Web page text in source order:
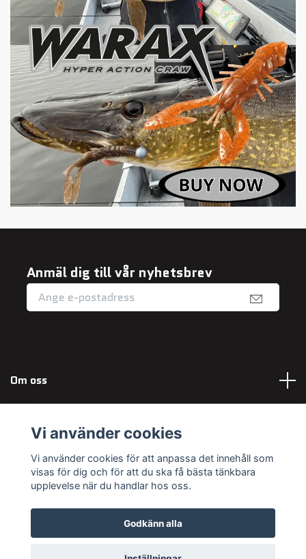
Anmäl dig till vår nyhetsbrev
Om oss
Sociala medier
© 2026 Maximum OutdoorPowered by Quickbutik
Vi använder cookies
Vi använder cookies för att anpassa det innehåll som
visas för dig och för att du ska få bästa tänkbara
upplevelse när du handlar hos oss.
Godkänn alla